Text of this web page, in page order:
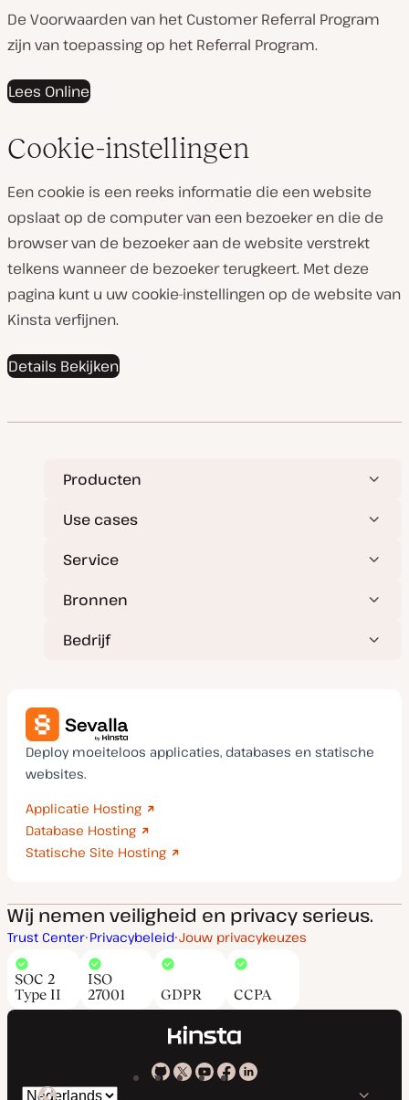
De Voorwaarden van het Customer Referral Program
zijn van toepassing op het Referral Program.
Lees Online
Cookie-instellingen
Een cookie is een reeks informatie die een website
opslaat op de computer van een bezoeker en die de
browser van de bezoeker aan de website verstrekt
telkens wanneer de bezoeker terugkeert. Met deze
pagina kunt u uw cookie-instellingen op de website van
Kinsta verfijnen.
Details Bekijken
Producten
Use cases
Service
Bronnen
Bedrijf
Deploy moeiteloos applicaties, databases en statische
websites.
Applicatie Hosting
Database Hosting
Statische Site Hosting
Wij nemen veiligheid en privacy serieus.
Trust Center Privacybeleid Jouw privacykeuzes
SOC 2
Type II
ISO
27001
GDPR CCPA
KinstaKinstaKinsta
KinstaKinsta
Selecteer